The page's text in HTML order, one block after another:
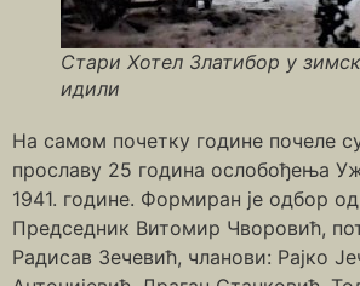
Стари Хотел Златибор у
идили
На самом почетку године почеле
прославу 25 година ослобођења
1941. године. Формиран је одбор
Председник Витомир Чворовић,
Радисав Зечевић, чланови: Рајко